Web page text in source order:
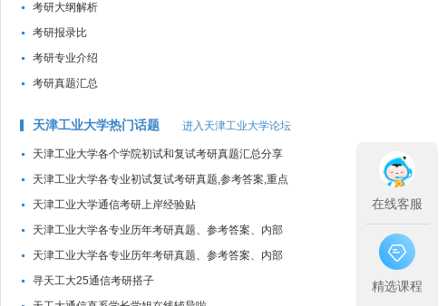
考研大纲解析
考研报录比
考研专业介绍
考研真题汇总
天津工业大学热门话题 进入天津工业大学论坛
天津工业大学各个学院初试和复试考研真题汇总分享
天津工业大学各专业初试复试考研真题,参考答案,重点
范围
天津工业大学通信考研上岸经验贴
天津工业大学各专业历年考研真题、参考答案、内部
笔记
天津工业大学各专业历年考研真题、参考答案、内部
笔记
寻天工大25通信考研搭子
在线客服
精选课程